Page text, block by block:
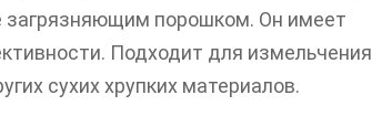
загрязняющим порошком. Он имеет
Подходит для измельчения
сухих хрупких материалов.